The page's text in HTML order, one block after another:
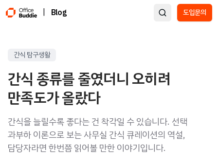
| Blog 도입문의
간식 탐구생활
간식 종류를 줄였더니 오히려
만족도가 올랐다
간식을 늘릴수록 좋다는 건 착각일 수 있습니다. 선택
과부하 이론으로 보는 사무실 간식 큐레이션의 역설,
담당자라면 한번쯤 읽어볼 만한 이야기입니다.